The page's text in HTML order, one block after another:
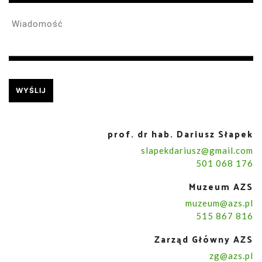
prof. dr hab. Dariusz Słapek
slapekdariusz@gmail.com
501 068 176
Muzeum AZS
muzeum@azs.pl
515 867 816
Zarząd Główny AZS
zg@azs.pl